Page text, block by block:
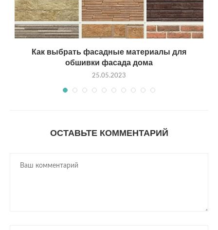
Как выбрать фасадные материалы для
обшивки фасада дома
25.05.2023
ОСТАВЬТЕ КОММЕНТАРИЙ